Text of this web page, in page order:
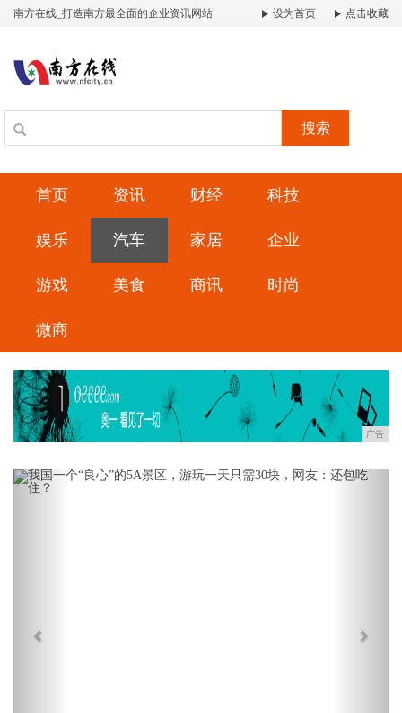
南方在线_打造南方最全面的企业资讯网站 设为首页 点击收藏
搜索
首页 资讯 财经 科技
娱乐 汽车 家居 企业
游戏 美食 商讯 时尚
微商
广告
Previous Next